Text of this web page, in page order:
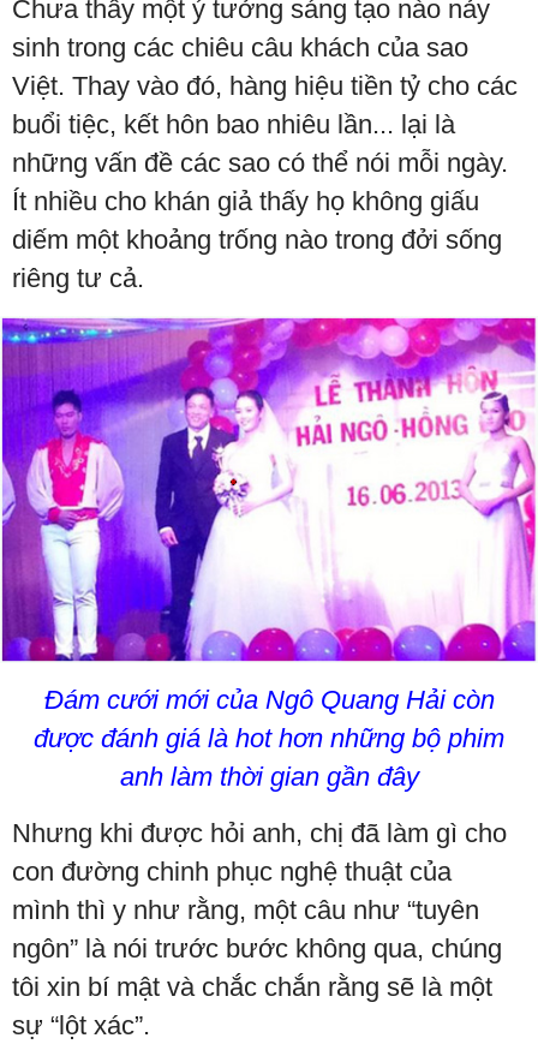
Chưa thấy một ý tưởng sáng tạo nào nảy
sinh trong các chiêu câu khách của sao
Việt. Thay vào đó, hàng hiệu tiền tỷ cho các
buổi tiệc, kết hôn bao nhiêu lần... lại là
những vấn đề các sao có thể nói mỗi ngày.
Ít nhiều cho khán giả thấy họ không giấu
diếm một khoảng trống nào trong đởi sống
riêng tư cả.
Đám cưới mới của Ngô Quang Hải còn
được đánh giá là hot hơn những bộ phim
anh làm thời gian gần đây
Nhưng khi được hỏi anh, chị đã làm gì cho
con đường chinh phục nghệ thuật của
mình thì y như rằng, một câu như “tuyên
ngôn” là nói trước bước không qua, chúng
tôi xin bí mật và chắc chắn rằng sẽ là một
sự “lột xác”.